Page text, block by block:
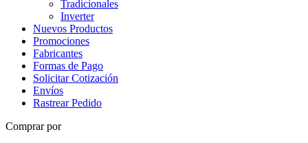
Tradicionales
Inverter
Nuevos Productos
Promociones
Fabricantes
Formas de Pago
Solicitar Cotización
Envíos
Rastrear Pedido
Comprar por